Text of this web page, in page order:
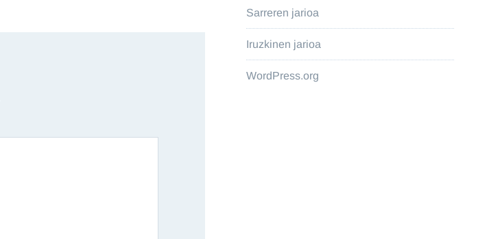
Sarreren jarioa
Iruzkinen jarioa
WordPress.org